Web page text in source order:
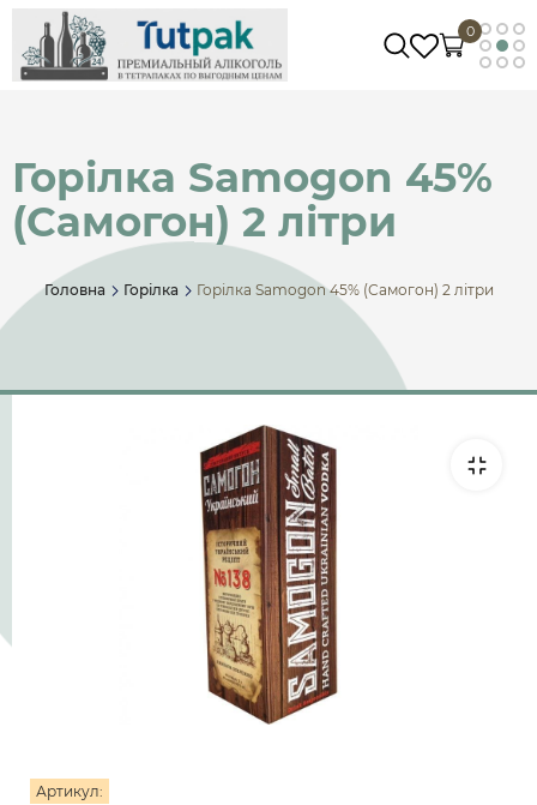
0
Горілка Samogon 45%
(Самогон) 2 літри
Головна Горілка Горілка Samogon 45% (Самогон) 2 літри
Артикул: